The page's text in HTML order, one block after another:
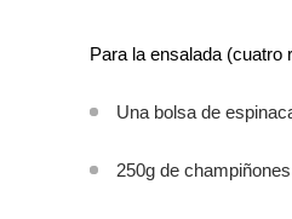
Para la ensalada (cuatro
Una bolsa de
250g de champiñones